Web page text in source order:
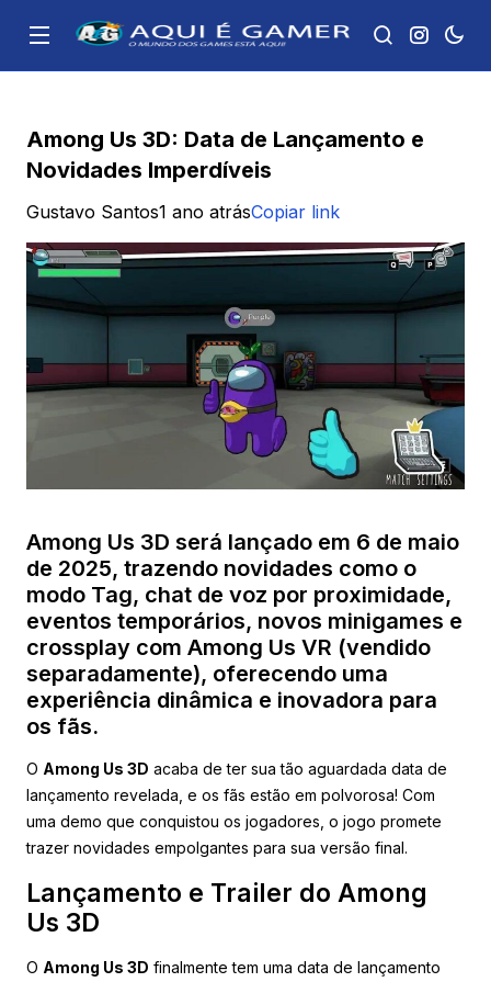
Among Us 3D: Data de Lançamento e
Novidades Imperdíveis
Gustavo Santos1 ano atrásCopiar link
Among Us 3D será lançado em 6 de maio
de 2025, trazendo novidades como o
modo Tag, chat de voz por proximidade,
eventos temporários, novos minigames e
crossplay com Among Us VR (vendido
separadamente), oferecendo uma
experiência dinâmica e inovadora para
os fãs.
O Among Us 3D acaba de ter sua tão aguardada data de
lançamento revelada, e os fãs estão em polvorosa! Com
uma demo que conquistou os jogadores, o jogo promete
trazer novidades empolgantes para sua versão final.
Lançamento e Trailer do Among
Us 3D
O Among Us 3D finalmente tem uma data de lançamento